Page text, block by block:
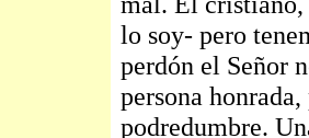
lo soy- pero
perdón el Señor
persona
podredumbre.